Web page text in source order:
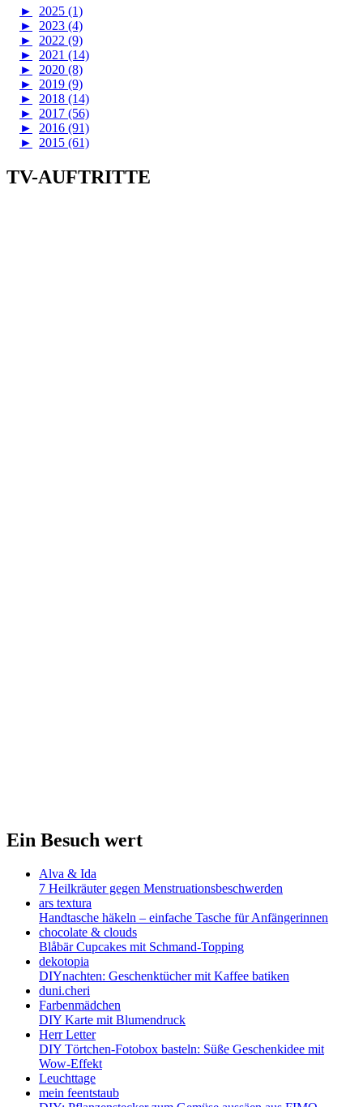
►
2025 (1)
►
2023 (4)
►
2022 (9)
►
2021 (14)
►
2020 (8)
►
2019 (9)
►
2018 (14)
►
2017 (56)
►
2016 (91)
►
2015 (61)
TV-AUFTRITTE
Ein Besuch wert
Alva & Ida
7 Heilkräuter gegen Menstruationsbeschwerden
ars textura
Handtasche häkeln – einfache Tasche für Anfängerinnen
chocolate & clouds
Blåbär Cupcakes mit Schmand-Topping
dekotopia
DIYnachten: Geschenktücher mit Kaffee batiken
duni.cheri
Farbenmädchen
DIY Karte mit Blumendruck
Herr Letter
DIY Törtchen-Fotobox basteln: Süße Geschenkidee mit
Wow-Effekt
Leuchttage
mein feentstaub